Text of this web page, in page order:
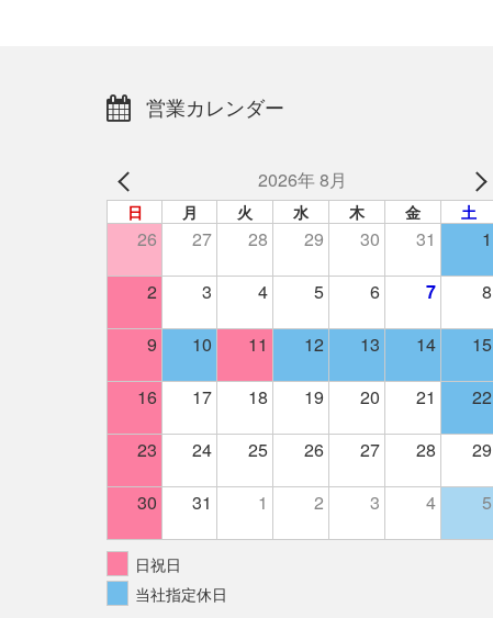
営業カレンダー
2026年 8月
日 月 火 水 木 金 土
26 27 28 29 30 31 1
2 3 4 5 6 7 8
9 10 11 12 13 14 15
16 17 18 19 20 21 22
23 24 25 26 27 28 29
30 31 1 2 3 4 5
日祝日
当社指定休日